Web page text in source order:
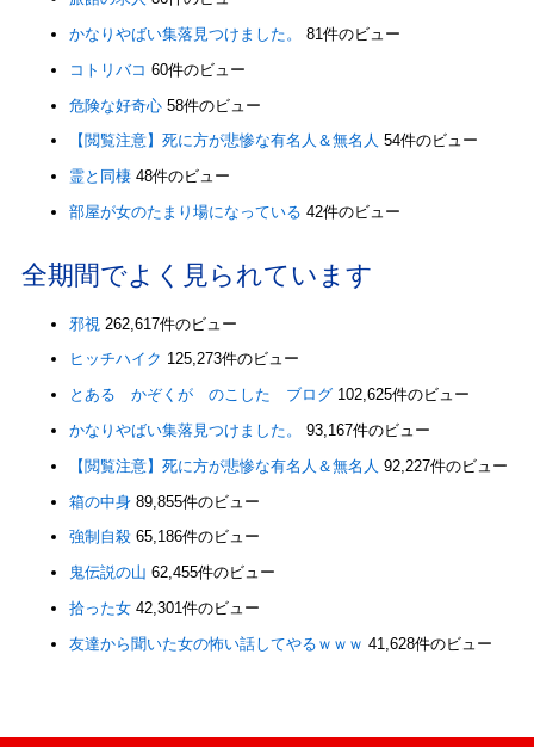
かなりやばい集落見つけました。
81件のビュー
コトリバコ 60件のビュー
危険な好奇心 58件のビュー
【閲覧注意】死に方が悲惨な有名人＆無名人 54件のビュー
霊と同棲 48件のビュー
部屋が女のたまり場になっている 42件のビュー
全期間でよく見られています
邪視 262,617件のビュー
ヒッチハイク 125,273件のビュー
とある かぞくが のこした ブログ 102,625件のビュー
かなりやばい集落見つけました。
93,167件のビュー
【閲覧注意】死に方が悲惨な有名人＆無名人 92,227件のビュー
箱の中身 89,855件のビュー
強制自殺 65,186件のビュー
鬼伝説の山 62,455件のビュー
拾った女 42,301件のビュー
友達から聞いた女の怖い話してやるｗｗｗ 41,628件のビュー